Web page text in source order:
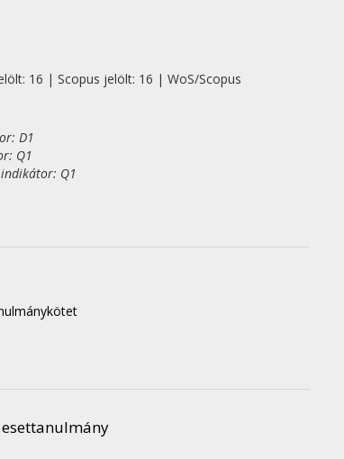
16 | Scopus jelölt: 16 | WoS/Scopus
D1
Q1
Q1